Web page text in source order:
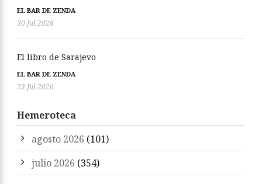
EL BAR DE ZENDA
30 Jul 2026
El libro de Sarajevo
EL BAR DE ZENDA
23 Jul 2026
Hemeroteca
agosto 2026 (101)
julio 2026 (354)